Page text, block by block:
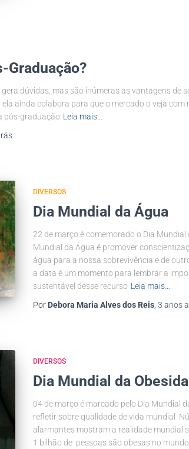
Graduação?
dúvidas, mas são inúmeras as vantagens de
ainda colabora para que o mercado o veja
pós-graduação Leia mais…
DIVERSOS
Dia Mundial da Água
22 de março é comemorado o Dia Mundial
Mundial da Água é promover
água para a nossa sobrevivência e de
a data é um momento para lembrar a
sustentável desse recurso Leia mais…
Por Debora Maria Alves dos Reis 3 anos
DIVERSOS
Dia Mundial da
04 de março é marcado pelo Dia Mundial
refletir sobre qualidade de vida mundial
alarmantes mostram a realidade mundial
1 bilhão de pessoas são obesas no